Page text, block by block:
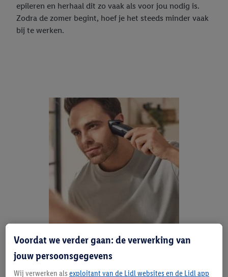
epileren en herhaal dit zo vaak als voor jou nodig is.
Zodra de zomer begint, hoef je het steeds minder vaak
bij te werken.
Zomerse baardverzorging
Best warm, zo'n baard. Scheer je hem er in de zomer
Voordat we verder gaan: de verwerking van
jouw persoonsgegevens
Wij verwerken als exploitant van de Lidl websites en de Lidl app